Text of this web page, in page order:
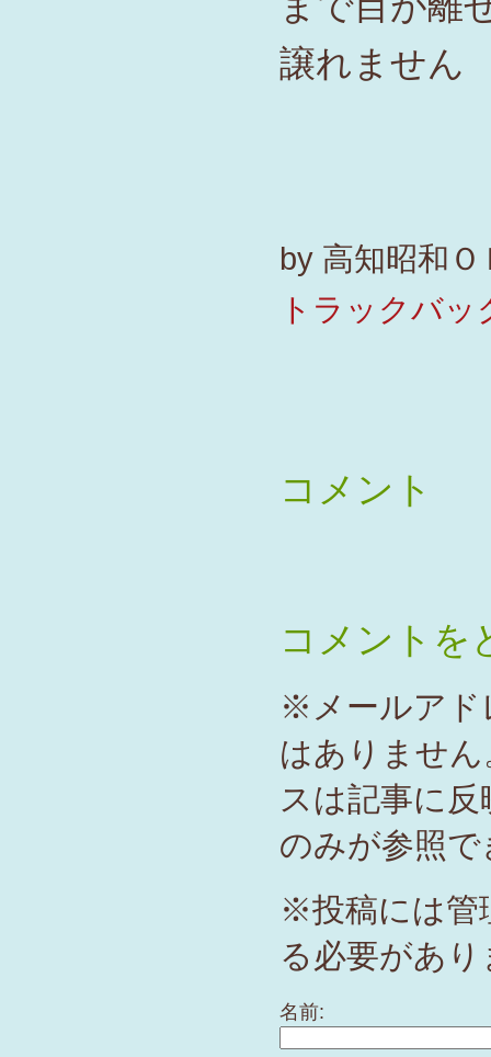
譲れません
by 高知昭和
トラックバッ
コメント
コメントを
※メールアド
はありませ
スは記事に
のみが参照
※投稿には管
る必要があり
名前: